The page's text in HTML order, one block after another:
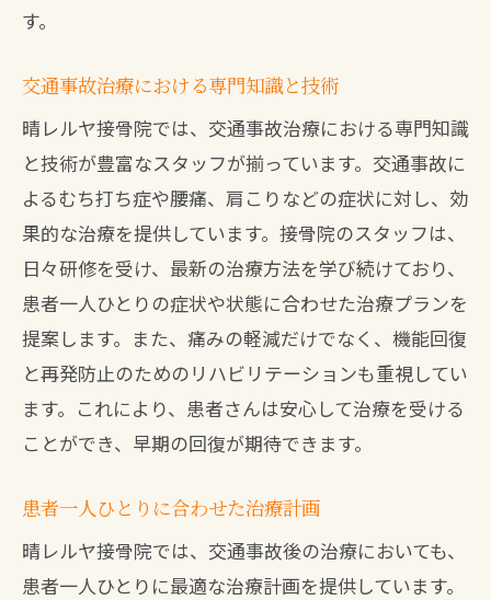
す。
交通事故治療における専門知識と技術
晴レルヤ接骨院では、交通事故治療における専門知識
と技術が豊富なスタッフが揃っています。交通事故に
よるむち打ち症や腰痛、肩こりなどの症状に対し、効
果的な治療を提供しています。接骨院のスタッフは、
日々研修を受け、最新の治療方法を学び続けており、
患者一人ひとりの症状や状態に合わせた治療プランを
提案します。また、痛みの軽減だけでなく、機能回復
と再発防止のためのリハビリテーションも重視してい
ます。これにより、患者さんは安心して治療を受ける
ことができ、早期の回復が期待できます。
患者一人ひとりに合わせた治療計画
晴レルヤ接骨院では、交通事故後の治療においても、
患者一人ひとりに最適な治療計画を提供しています。